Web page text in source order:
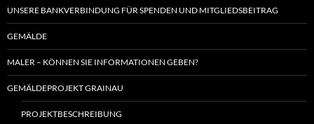
UNSERE BANKVERBINDUNG FÜR SPENDEN UND MITGLIEDSBEITRAG
GEMÄLDE
MALER – KÖNNEN SIE INFORMATIONEN GEBEN?
GEMÄLDEPROJEKT GRAINAU
PROJEKTBESCHREIBUNG